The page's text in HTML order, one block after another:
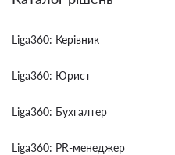
Liga360: Керівник
Liga360: Юрист
Liga360: Бухгалтер
Liga360: PR-менеджер